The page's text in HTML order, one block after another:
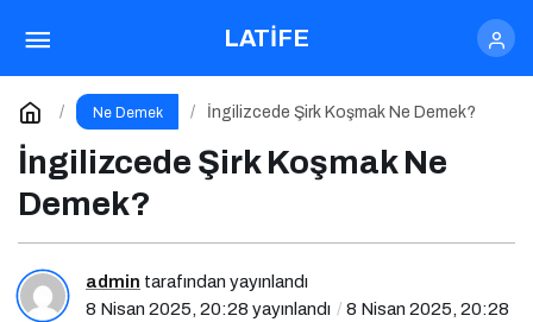
LATİFE
Ne Demek İngilizcede Şirk Koşmak Ne Demek?
İngilizcede Şirk Koşmak Ne
Demek?
admin tarafından yayınlandı
8 Nisan 2025, 20:28 yayınlandı
8 Nisan 2025, 20:28
İngilizcede Şirk Koşmak Ne Demek?
Yorum Yap